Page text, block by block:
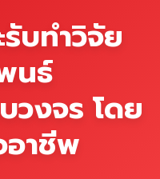
บทำวิจัย
นธ์
งจร โดย
าชีพ